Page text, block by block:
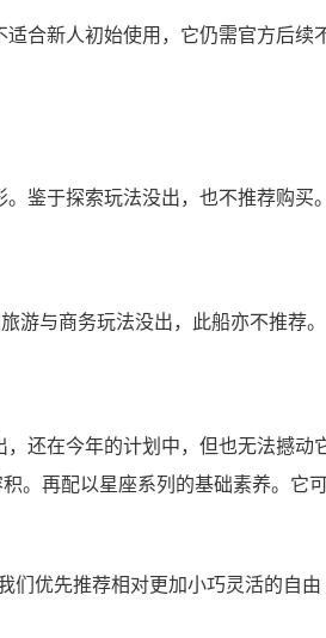
合新人初始使用，它仍需官方后续
鉴于探索玩法没出，也不推荐购买。
游与商务玩法没出，此船亦不推荐。
还在今年的计划中，但也无法撼动
。再配以星座系列的基础素养。它
们优先推荐相对更加小巧灵活的自由